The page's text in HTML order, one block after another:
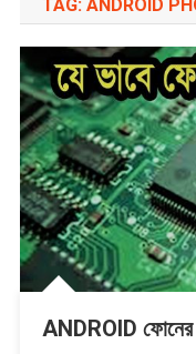
TAG: ANDROID
ANDROID ফোনের